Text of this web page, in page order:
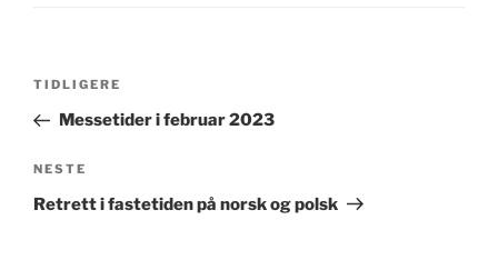
Innleggsnavigasjon
Forrige
innlegg
TIDLIGERE
Messetider i februar 2023
Neste
innlegg
NESTE
Retrett i fastetiden på norsk og polsk